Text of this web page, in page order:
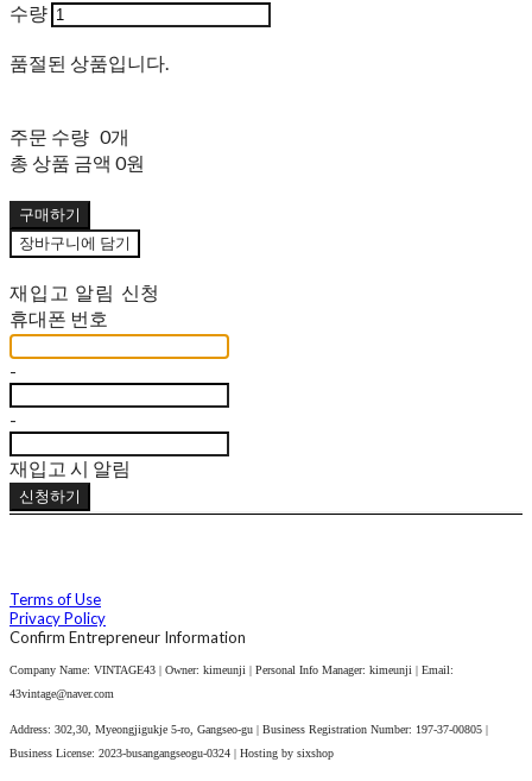
수량
품절된 상품입니다.
주문 수량 0개
총 상품 금액 0원
구매하기
장바구니에 담기
재입고 알림 신청
휴대폰 번호
-
-
재입고 시 알림
신청하기
Terms of Use
Privacy Policy
Confirm Entrepreneur Information
Company Name: VINTAGE43 | Owner: kimeunji | Personal Info Manager: kimeunji | Email:
43vintage@naver.com
Address: 302,30, Myeongjigukje 5-ro, Gangseo-gu | Business Registration Number: 197-37-00805
Business License: 2023-busangangseogu-0324 | Hosting by sixshop